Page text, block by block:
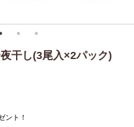
干し(3尾入×2パック)
ント！